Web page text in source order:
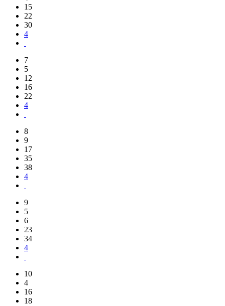
15
22
30
4
7
5
12
16
22
4
8
9
17
35
38
4
9
5
6
23
34
4
10
4
16
18